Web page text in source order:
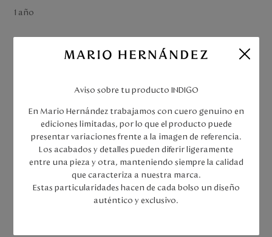
1 año
Envío estándar gratis en compras superiores a $150.000. No
solicitar la devolución de su dinero por efectos de retracto,
reversión o cancelación de compras online, para ello, el cliente
deberá seguir los siguientes pasos.
clic aquí
para consultar todas nuestras políticas de envíos,
cambios y devoluciones.
Aviso sobre tu producto INDIGO
En Mario Hernández trabajamos con cuero genuino en
ediciones limitadas, por lo que el producto puede
presentar variaciones frente a la imagen de referencia.
Los acabados y detalles pueden diferir ligeramente
entre una pieza y otra, manteniendo siempre la calidad
que caracteriza a nuestra marca.
Estas particularidades hacen de cada bolso un diseño
auténtico y exclusivo.